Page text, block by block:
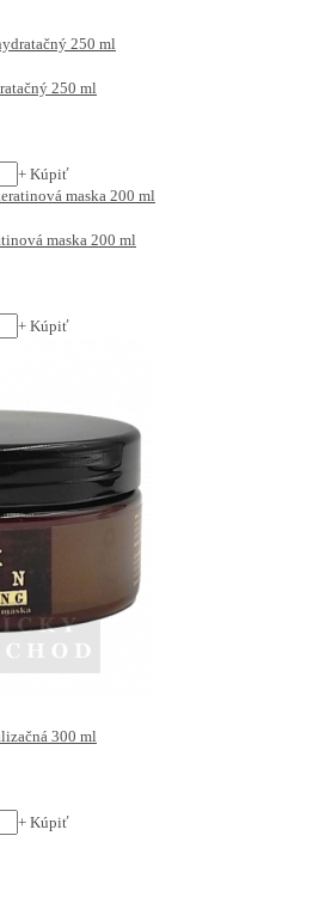
250 ml
+ Kúpiť
maska 200 ml
+ Kúpiť
300 ml
+ Kúpiť